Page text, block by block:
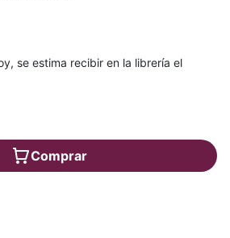
se estima recibir en la librería el
Comprar